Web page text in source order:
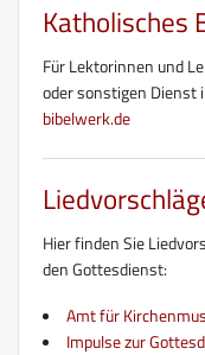
Katholisches
Für Lektorinnen und
oder sonstigen Dienst
bibelwerk.de
Hier finden Sie
den Gottesdienst:
Amt für
Impulse zur